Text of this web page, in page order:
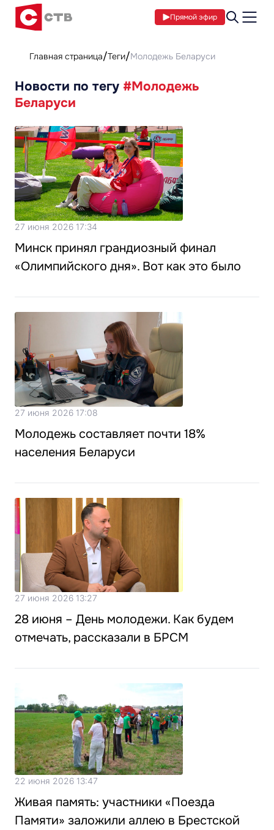
Прямой эфир
Главная страница Теги Молодежь Беларуси
Новости по тегу #Молодежь
Беларуси
27 июня 2026 17:34
Минск принял грандиозный финал
«Олимпийского дня». Вот как это было
27 июня 2026 17:08
Молодежь составляет почти 18%
населения Беларуси
27 июня 2026 13:27
28 июня – День молодежи. Как будем
отмечать, рассказали в БРСМ
22 июня 2026 13:47
Живая память: участники «Поезда
Памяти» заложили аллею в Брестской